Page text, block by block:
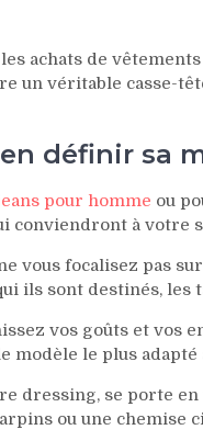
achats de
un véritable casse-
définir sa
pour homme ou
conviendront à votre
vous focalisez pas
ils sont destinés, les
vos goûts et vos
modèle le plus
dressing, se porte
ou une chemise